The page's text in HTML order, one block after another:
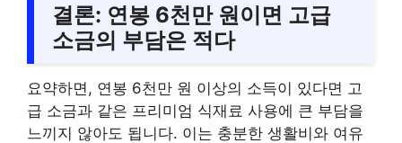
결론: 연봉 6천만 원이면 고급
소금의 부담은 적다
요약하면, 연봉 6천만 원 이상의 소득이 있다면 고
급 소금과 같은 프리미엄 식재료 사용에 큰 부담을
느끼지 않아도 됩니다. 이는 충분한 생활비와 여유